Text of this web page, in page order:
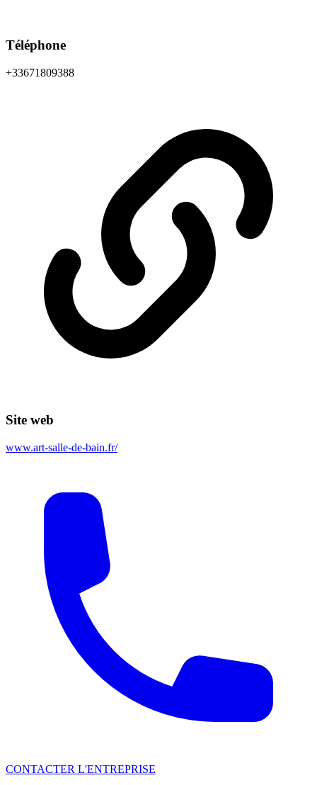
Téléphone
+33671809388
Site web
www.art-salle-de-bain.fr/
CONTACTER L'ENTREPRISE